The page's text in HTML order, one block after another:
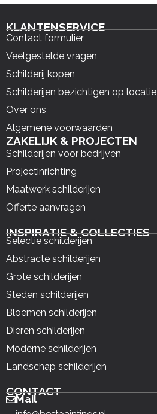
KLANTENSERVICE
Contact formulier
Veelgestelde vragen
Schilderij kopen
Schilderijen bezichtigen op locatie
Over ons
Algemene voorwaarden
ZAKELIJK & PROJECTEN
Schilderijen voor bedrijven
Projectinrichting
Maatwerk schilderijen
Offerte aanvragen
INSPIRATIE & COLLECTIES
Selectie schilderijen
Abstracte schilderijen
Grote schilderijen
Steden schilderijen
Bloemen schilderijen
Dieren schilderijen
Moderne schilderijen
Landschap schilderijen
CONTACT
Mail